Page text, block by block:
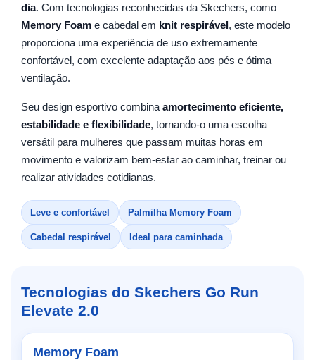
dia. Com tecnologias reconhecidas da Skechers, como
Memory Foam e cabedal em knit respirável, este modelo
proporciona uma experiência de uso extremamente
confortável, com excelente adaptação aos pés e ótima
ventilação.
Seu design esportivo combina amortecimento eficiente,
estabilidade e flexibilidade, tornando-o uma escolha
versátil para mulheres que passam muitas horas em
movimento e valorizam bem-estar ao caminhar, treinar ou
realizar atividades cotidianas.
Leve e confortável Palmilha Memory Foam
Cabedal respirável Ideal para caminhada
Tecnologias do Skechers Go Run
Elevate 2.0
Memory Foam